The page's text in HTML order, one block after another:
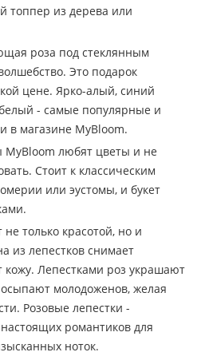
топпер из дерева или
роза под стеклянным
Это подарок
цене. Ярко-алый, синий
- самые популярные и
в магазине MyBloom.
MyBloom любят цветы и не
Стоит к классическим
или эустомы, и букет
только красотой, но и
из лепестков снимает
кожу. Лепестками роз украшают
молодоженов, желая
Розовые лепестки -
романтиков для
ноток.